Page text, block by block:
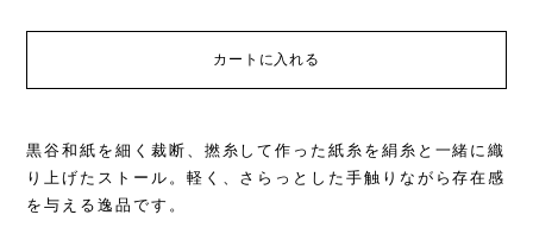
カートに入れる
黒谷和紙を細く裁断、撚糸して作った紙糸を絹糸と一緒に織
り上げたストール。軽く、さらっとした手触りながら存在感
を与える逸品です。